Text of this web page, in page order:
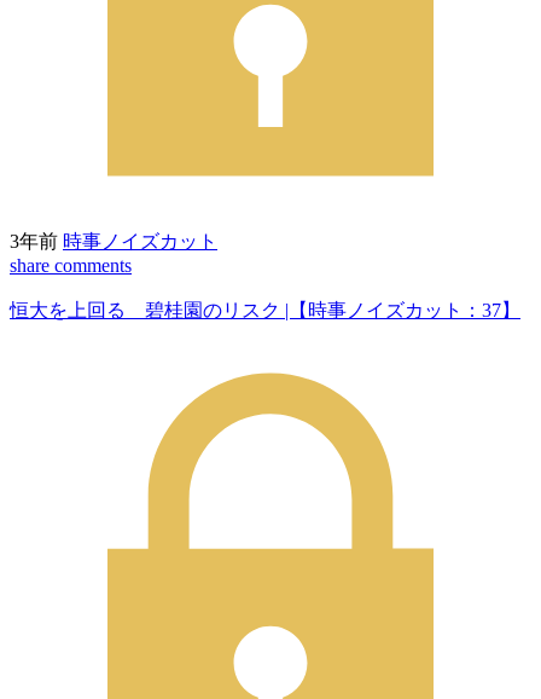
3年前 時事ノイズカット
share comments
恒大を上回る 碧桂園のリスク |【時事ノイズカット：37】